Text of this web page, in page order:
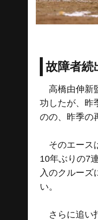
故障者続
高橋由伸新
功したが、昨
のの、昨季の
そのエース
10年ぶりの7
入のクルーズ
い。
さらに追い